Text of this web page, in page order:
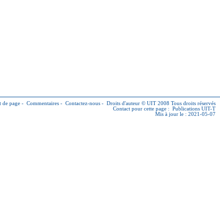
de page - Commentaires - Contactez-nous - Droits d'auteur © UIT 2008 Tous droits réservés
Contact pour cette page : Publications UIT-T
Mis à jour le : 2021-05-07